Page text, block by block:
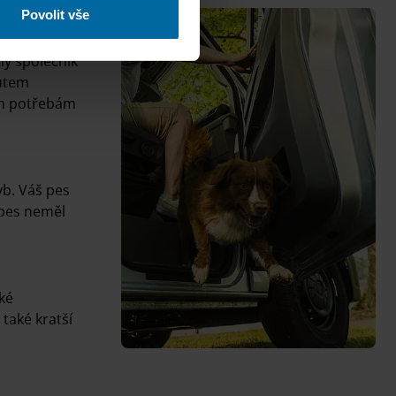
Povolit vše
společník
potřebám
Váš pes
neměl
kratší